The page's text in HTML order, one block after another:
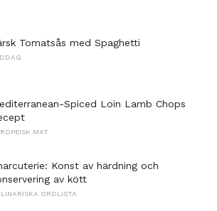
Tomatsås med Spaghetti
Spiced Loin Lamb Chops
MAT
Konst av härdning och
av kött
ORDLISTA